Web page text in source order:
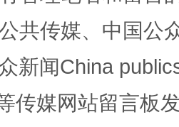
共传媒、中国公
新闻China
传媒网站留言板